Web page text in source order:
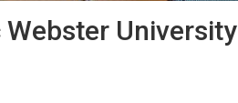
University